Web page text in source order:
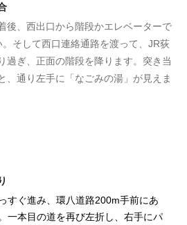
後、西出口から階段かエレベーターで
そして西口連絡通路を渡って、JR荻
過ぎ、正面の階段を降ります。突き当
、通り左手に「なごみの湯」が見えま
すぐ進み、環八道路200m手前にあ
一本目の道を再び左折し、右手にパ